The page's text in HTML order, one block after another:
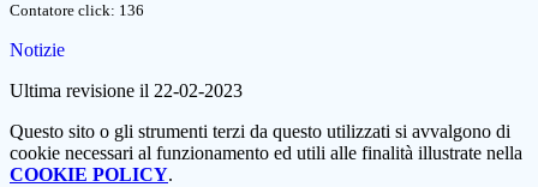
Contatore click: 136
Notizie
Ultima revisione il 22-02-2023
Questo sito o gli strumenti terzi da questo utilizzati si avvalgono di
cookie necessari al funzionamento ed utili alle finalità illustrate nella
COOKIE POLICY.